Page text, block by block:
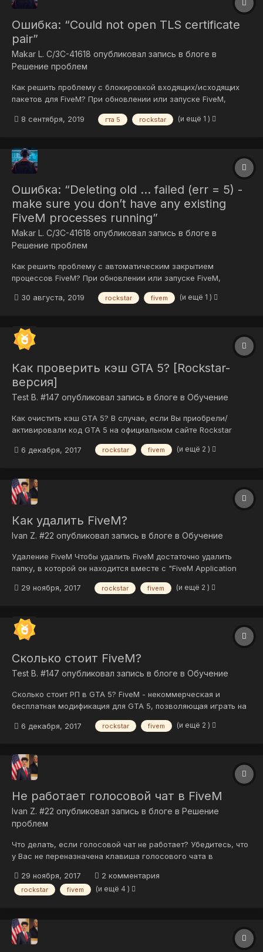
Ошибка: “Could not open TLS certificate
pair”
Makar L. C/3C-41618 опубликовал запись в блоге в
Решение проблем
Как решить проблему с блокировкой входящих/исходящих
пакетов для FiveM? При обновлении или запуске FiveM,
названии записи. Данная ошибка может происходить из двух
входящие и...
8 сентября, 2019 гта 5 rockstar (и ещё 1 )
Ошибка: “Deleting old … failed (err = 5) -
make sure you don’t have any existing
FiveM processes running”
Makar L. C/3C-41618 опубликовал запись в блоге в
Решение проблем
Как решить проблему с автоматическим закрытием
процессов FiveM? При обновлении или запуске FiveM,
названии записи. Некоторые антивирусы, в том числе
30 августа, 2019 rockstar fivem (и ещё 1 )
Как проверить кэш GTA 5? [Rockstar-
версия]
Test B. #147 опубликовал запись в блоге в Обучение
Как очистить кэш GTA 5? В случае, если Вы приобрели/
активировали код GTA 5 на официальном сайте Rockstar
Откройте папку с GTA 5; Найдите исполняемый файл
создайте ярлык...
6 декабря, 2017 rockstar fivem (и ещё 2 )
Как удалить FiveM?
Ivan Z. #22 опубликовал запись в блоге в Обучение
Удаление FiveM Чтобы удалить FiveM достаточно удалить
папку, в которой он находится вместе с "FiveM Application
C:\Users\User\AppData\Local\FiveM\FiveM Application Data
29 ноября, 2017 rockstar fivem (и ещё 2 )
Сколько стоит FiveM?
Test B. #147 опубликовал запись в блоге в Обучение
Сколько стоит РП в GTA 5? FiveM - некоммерческая и
бесплатная модификация для GTA 5, позволяющая играть на
FiveM - это лицензионная копия GTA 5 на ПК. Подробнее:
6 декабря, 2017 rockstar fivem (и ещё 2 )
Не работает голосовой чат в FiveM
Ivan Z. #22 опубликовал запись в блоге в Решение
проблем
Что делать, если голосовой чат не работает? Убедитесь, что
у Вас не переназначена клавиша голосового чата в
разделе "Голосовой чат" указаны верно и правильно
настроены.
29 ноября, 2017 2 комментария
rockstar fivem (и ещё 4 )